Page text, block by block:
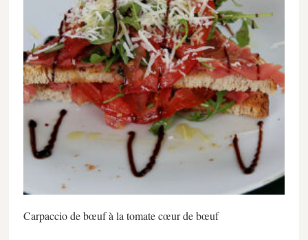
Carpaccio de bœuf à la tomate cœur de bœuf